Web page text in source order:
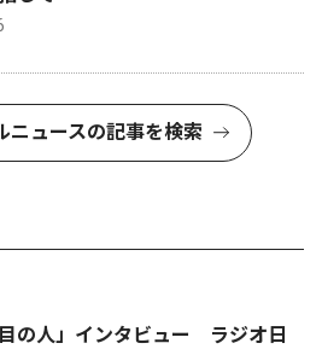
ニュースの記事を検索
の人」インタビュー ラジオ日